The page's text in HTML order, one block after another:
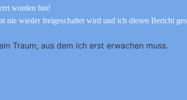
worden bin!
wieder freigeschaltet wird und ich diesen Bericht
Traum, aus dem ich erst erwachen muss.